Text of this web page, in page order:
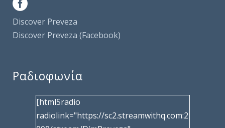
Discover Preveza
Discover Preveza (Facebook)
Ραδιοφωνία
[html5radio
radiolink="https://sc2.streamwithq.com:2